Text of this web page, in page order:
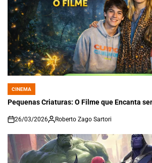
POSTED
IN
CINEMA
Pequenas Criaturas: O Filme que Encanta
on
26/03/2026 Roberto Zago Sartori